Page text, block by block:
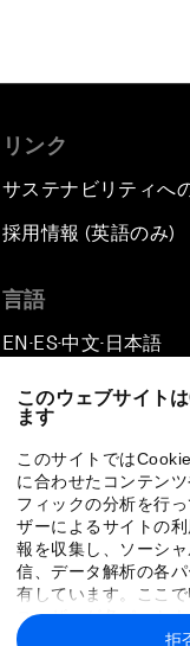
このウェブサイト
ます
このサイトでは
に合わせたコンテン
フィックの分析を行
ザーによるサイトの
報を収集し、ソーシ
信、データ解析の各
有しています。ここで
ユーザーが各パート
報や各パートナーのサ
拒
リンク
サステナビリティへ
採用情報 (英語のみ)
言語
EN ▪ ES▪中文▪ 日本語